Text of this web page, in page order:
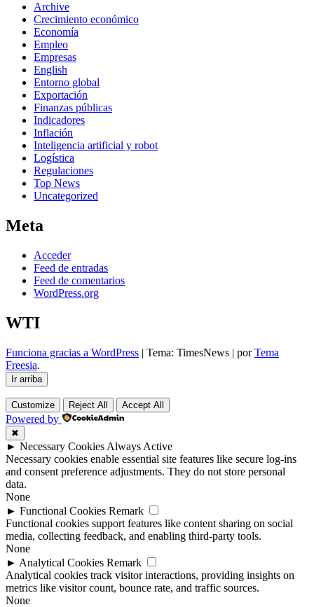
Archive
Crecimiento económico
Economía
Empleo
Empresas
English
Entorno global
Exportación
Finanzas públicas
Indicadores
Inflación
Inteligencia artificial y robot
Logística
Regulaciones
Top News
Uncategorized
Meta
Acceder
Feed de entradas
Feed de comentarios
WordPress.org
WTI
Funciona gracias a WordPress | Tema: TimesNews | porTema
Freesia.
Ir arriba
Customize Reject All Accept All
Powered by
✖
► Necessary Cookies Always Active
Necessary cookies enable essential site features like secure log-ins
and consent preference adjustments. They do not store personal
data.
None
► Functional Cookies Remark
Functional cookies support features like content sharing on social
media, collecting feedback, and enabling third-party tools.
None
► Analytical Cookies Remark
Analytical cookies track visitor interactions, providing insights on
metrics like visitor count, bounce rate, and traffic sources.
None